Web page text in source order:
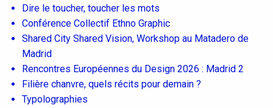
Dire le toucher, toucher les mots
Conférence Collectif Ethno Graphic
Shared City Shared Vision, Workshop au Matadero de
Madrid
Rencontres Européennes du Design 2026 : Madrid 2
Filière chanvre, quels récits pour demain ?
Typolographies